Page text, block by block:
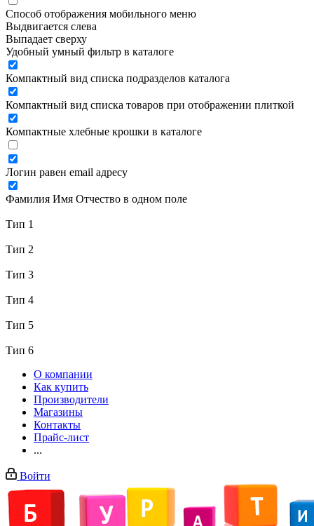
Способ отображения мобильного меню
Выдвигается слева
Выпадает сверху
Удобный умный фильтр в каталоге
Компактный вид списка подразделов каталога
Компактный вид списка товаров при отображении плиткой
Компактные хлебные крошки в каталоге
Логин равен email адресу
Фамилия Имя Отчество в одном поле
Тип 1
Тип 2
Тип 3
Тип 4
Тип 5
Тип 6
О компании
Как купить
Производители
Магазины
Контакты
Прайс-лист
...
Войти